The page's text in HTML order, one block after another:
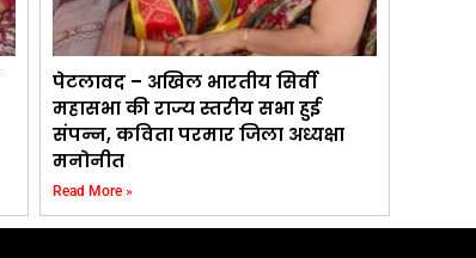
पेटलावद – अखिल भारतीय सिर्वी
महासभा की राज्य स्तरीय सभा हुई
संपन्न, कविता परमार जिला अध्यक्षा
मनोनीत
Read More »